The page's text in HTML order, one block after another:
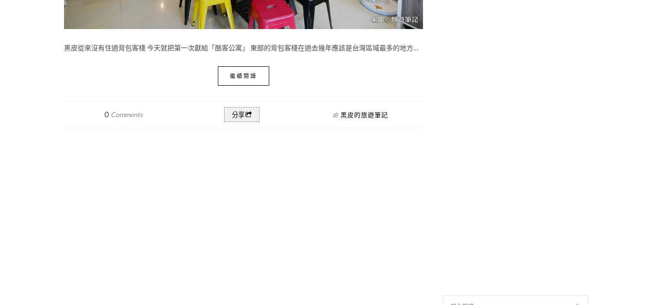
黑皮從來沒有住過背包客棧 今天就把第一次獻給「酷客公寓」 東部的背包客棧在過去幾年應該是台灣區域最多的地方…
繼續閱讀
0 Comments 分享 由 黑皮的旅遊筆記